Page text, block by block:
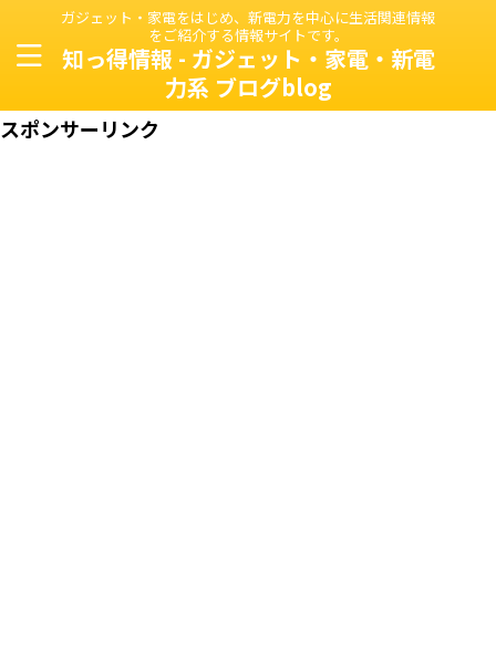
ガジェット・家電をはじめ、新電力を中心に生活関連情報
をご紹介する情報サイトです。
知っ得情報 - ガジェット・家電・新電
力系 ブログblog
スポンサーリンク